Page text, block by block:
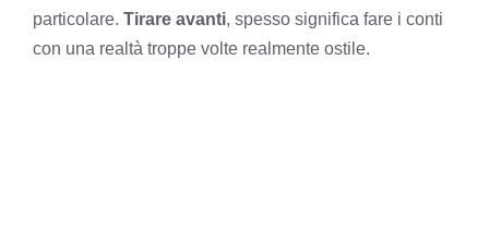
particolare. Tirare avanti, spesso significa fare i conti
con una realtà troppe volte realmente ostile.